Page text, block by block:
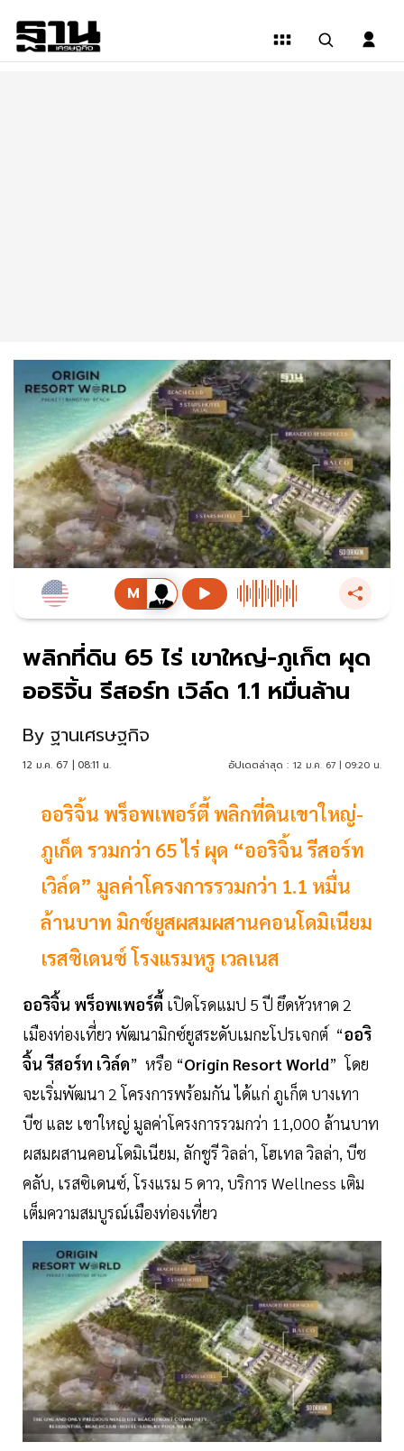
พลิกที่ดิน 65 ไร่ เขาใหญ่-ภูเก็ต ผุด
ออริจิ้น รีสอร์ท เวิล์ด 1.1 หมื่นล้าน
By ฐานเศรษฐกิจ
12 ม.ค. 67 | 08:11 น. อัปเดตล่าสุด : 12 ม.ค. 67 | 09:20 น.
ออริจิ้น พร็อพเพอร์ตี้ พลิกที่ดินเขาใหญ่-
ภูเก็ต รวมกว่า 65 ไร่ ผุด “ออริจิ้น รีสอร์ท
เวิล์ด” มูลค่าโครงการรวมกว่า 1.1 หมื่น
ล้านบาท มิกซ์ยูสผสมผสานคอนโดมิเนียม
เรสซิเดนซ์ โรงแรมหรู เวลเนส
ออริจิ้น พร็อพเพอร์ตี้ เปิดโรดแมป 5 ปี ยึดหัวหาด 2
เมืองท่องเที่ยว พัฒนามิกซ์ยูสระดับเมกะโปรเจกต์ “ออริ
จิ้น รีสอร์ท เวิล์ด” หรือ “Origin Resort World” โดย
จะเริ่มพัฒนา 2 โครงการพร้อมกัน ได้แก่ ภูเก็ต บางเทา
บีช และ เขาใหญ่ มูลค่าโครงการรวมกว่า 11,000 ล้านบาท
ผสมผสานคอนโดมิเนียม, ลักชูรี วิลล่า, โฮเทล วิลล่า, บีช
คลับ, เรสซิเดนซ์, โรงแรม 5 ดาว, บริการ Wellness เติม
เต็มความสมบูรณ์เมืองท่องเที่ยว